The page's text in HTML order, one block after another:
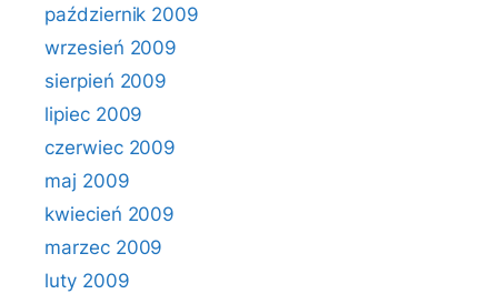
październik 2009
wrzesień 2009
sierpień 2009
lipiec 2009
czerwiec 2009
maj 2009
kwiecień 2009
marzec 2009
luty 2009